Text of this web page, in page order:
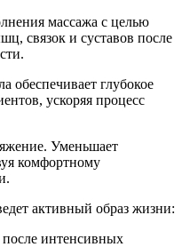
массажа с целью
связок и суставов после
обеспечивает глубокое
ускоряя процесс
Уменьшает
комфортному
активный образ жизни:
интенсивных